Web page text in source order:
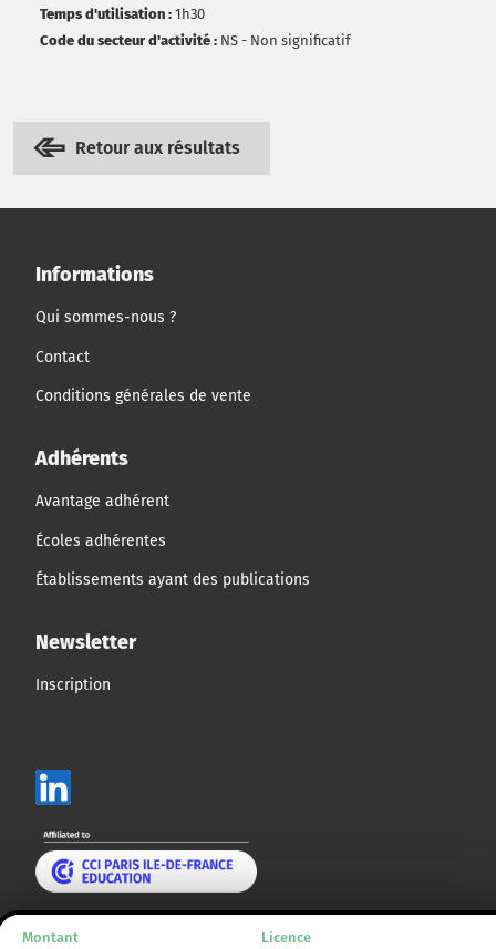
Temps d'utilisation : 1h30
Code du secteur d'activité : NS - Non significatif
Retour aux résultats
Montant Licence
Informations
Qui sommes-nous ?
Contact
Conditions générales de vente
Adhérents
Avantage adhérent
Écoles adhérentes
Établissements ayant des publications
Newsletter
Inscription
Mentions légales